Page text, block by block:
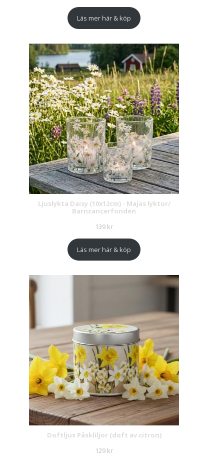
Läs mer här & köp
Ljuslykta Daisy (10x12cm) - Majas lyktor/
Barncancerfonden
139 kr
Läs mer här & köp
Doftljus Påskliljor (doft av citron)
129 kr